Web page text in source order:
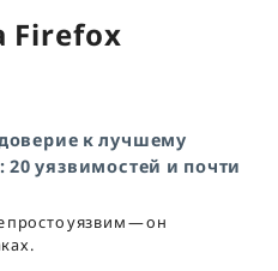
Firefox
к лучшему
уязвимостей и почти
просто уязвим — он